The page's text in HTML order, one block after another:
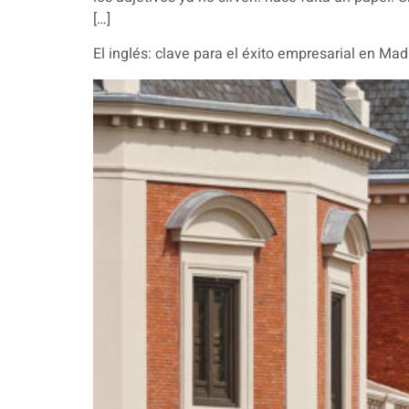
[…]
El inglés: clave para el éxito empresarial en